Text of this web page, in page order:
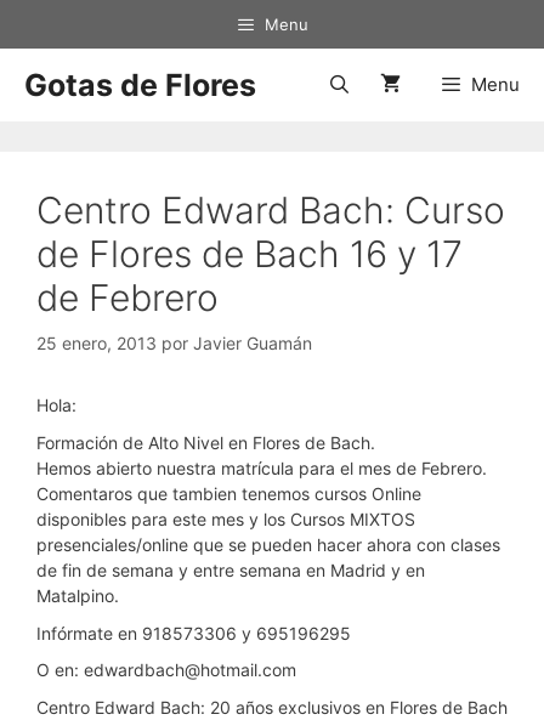
Menu
Gotas de Flores Menu
Centro Edward Bach: Curso
de Flores de Bach 16 y 17
de Febrero
25 enero, 2013 por Javier Guamán
Hola:
Formación de Alto Nivel en Flores de Bach.
Hemos abierto nuestra matrícula para el mes de Febrero.
Comentaros que tambien tenemos cursos Online
disponibles para este mes y los Cursos MIXTOS
presenciales/online que se pueden hacer ahora con clases
de fin de semana y entre semana en Madrid y en
Matalpino.
Infórmate en 918573306 y 695196295
O en: edwardbach@hotmail.com
Centro Edward Bach: 20 años exclusivos en Flores de Bach